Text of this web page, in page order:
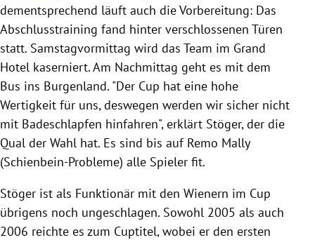
dementsprechend läuft auch die Vorbereitung: Das
Abschlusstraining fand hinter verschlossenen Türen
statt. Samstagvormittag wird das Team im Grand
Hotel kaserniert. Am Nachmittag geht es mit dem
Bus ins Burgenland. "Der Cup hat eine hohe
Wertigkeit für uns, deswegen werden wir sicher nicht
mit Badeschlapfen hinfahren", erklärt Stöger, der die
Qual der Wahl hat. Es sind bis auf Remo Mally
(Schienbein-Probleme) alle Spieler fit.
Stöger ist als Funktionär mit den Wienern im Cup
übrigens noch ungeschlagen. Sowohl 2005 als auch
2006 reichte es zum Cup­titel, wobei er den ersten